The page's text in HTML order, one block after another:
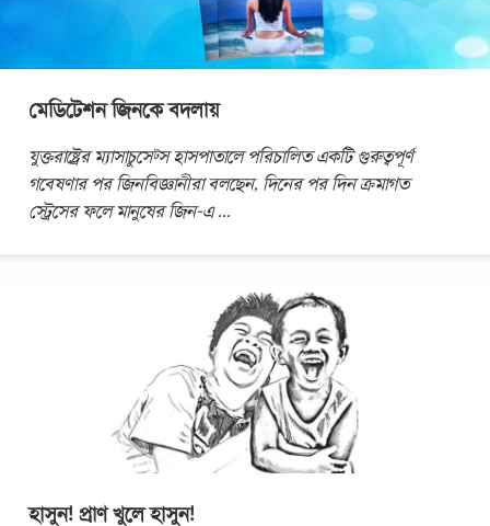
মেডিটেশন জিনকে বদলায়
যুক্তরাষ্ট্রের ম্যাসাচুসেট্স হাসপাতালে পরিচালিত একটি গুরুত্বপূর্ণ
গবেষণার পর জিনবিজ্ঞানীরা বলছেন, দিনের পর দিন ক্রমাগত
স্ট্রেসের ফলে মানুষের জিন-এ...
হাসুন! প্রাণ খুলে হাসুন!